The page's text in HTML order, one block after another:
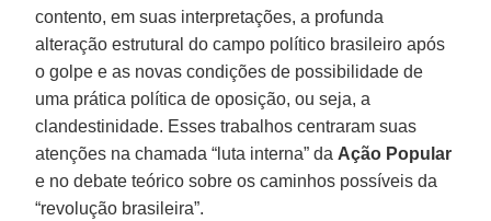
contento, em suas interpretações, a profunda
alteração estrutural do campo político brasileiro após
o golpe e as novas condições de possibilidade de
uma prática política de oposição, ou seja, a
clandestinidade. Esses trabalhos centraram suas
atenções na chamada “luta interna” da Ação Popular
e no debate teórico sobre os caminhos possíveis da
“revolução brasileira”.